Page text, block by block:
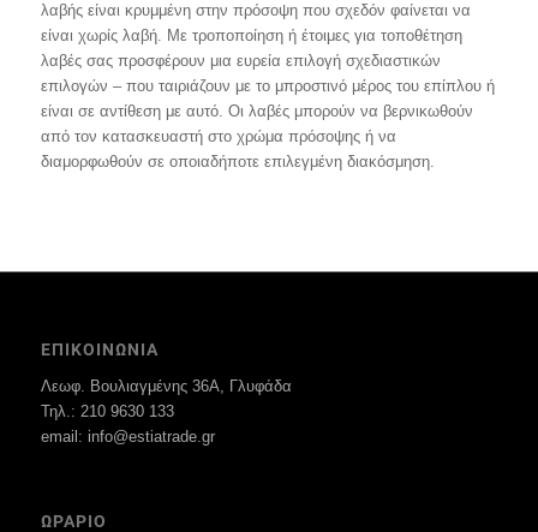
λαβής είναι κρυμμένη στην πρόσοψη που σχεδόν φαίνεται να
είναι χωρίς λαβή. Με τροποποίηση ή έτοιμες για τοποθέτηση
λαβές σας προσφέρουν μια ευρεία επιλογή σχεδιαστικών
επιλογών – που ταιριάζουν με το μπροστινό μέρος του επίπλου ή
είναι σε αντίθεση με αυτό. Οι λαβές μπορούν να βερνικωθούν
από τον κατασκευαστή στο χρώμα πρόσοψης ή να
διαμορφωθούν σε οποιαδήποτε επιλεγμένη διακόσμηση.
ΕΠΙΚΟΙΝΩΝΙΑ
Λεωφ. Βουλιαγμένης 36Α, Γλυφάδα
Τηλ.: 210 9630 133
email: info@estiatrade.gr
ΩΡΑΡΙΟ